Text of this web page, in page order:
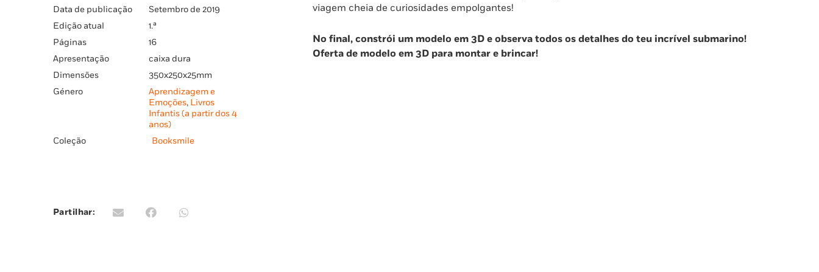
Data de publicação
Setembro de 2019
Edição atual
1.ª
Páginas
16
Apresentação
caixa dura
Dimensões
350x250x25mm
Género
Aprendizagem e
Emoções, Livros
Infantis (a partir dos 4
anos)
Coleção
Booksmile
Partilhar:
viagem cheia de curiosidades empolgantes!
No final, constrói um modelo em 3D e observa todos os detalhes do teu incrível submarino!
Oferta de modelo em 3D para montar e brincar!